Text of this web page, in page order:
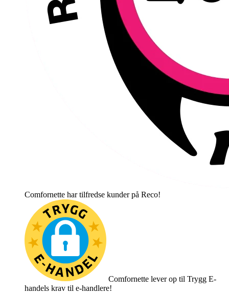
Comfornette har tilfredse kunder på Reco!
Comfornette lever op til Trygg E-
handels krav til e-handlere!